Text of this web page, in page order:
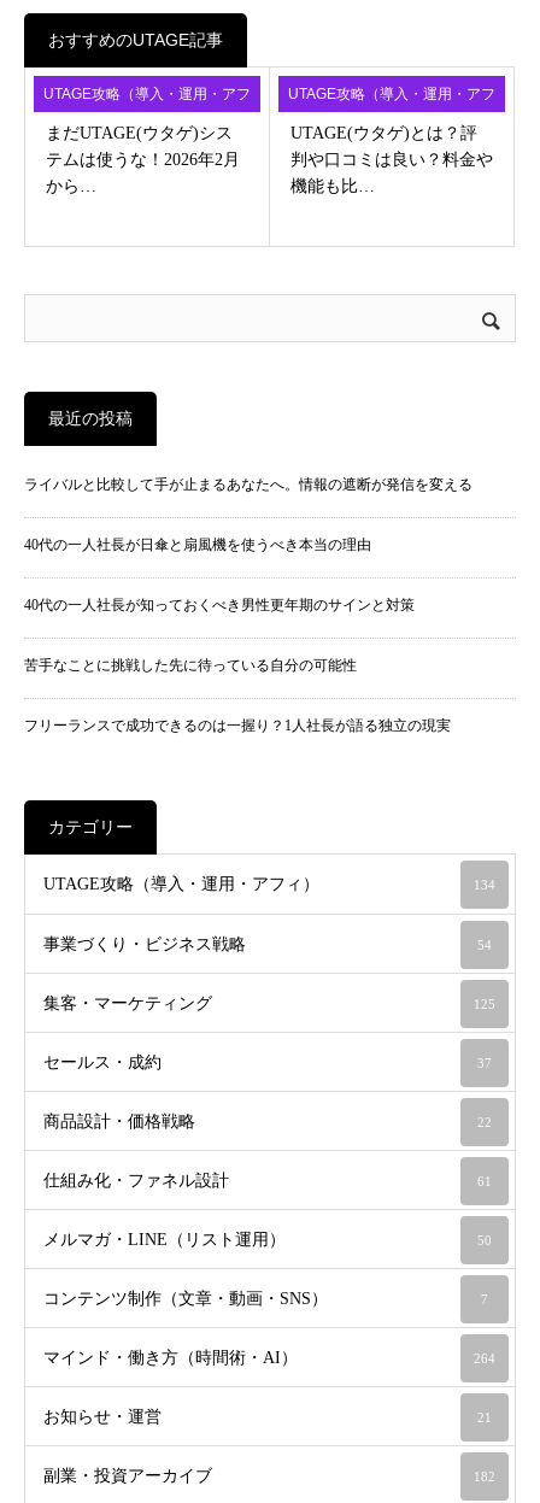
おすすめのUTAGE記事
UTAGE攻略（導入・運用・アフ
ィ）
まだUTAGE(ウタゲ)シス
テムは使うな！2026年2月
から…
UTAGE攻略（導入・運用・アフ
ィ）
UTAGE(ウタゲ)とは？評
判や口コミは良い？料金や
機能も比…
最近の投稿
ライバルと比較して手が止まるあなたへ。情報の遮断が発信を変える
40代の一人社長が日傘と扇風機を使うべき本当の理由
40代の一人社長が知っておくべき男性更年期のサインと対策
苦手なことに挑戦した先に待っている自分の可能性
フリーランスで成功できるのは一握り？1人社長が語る独立の現実
カテゴリー
UTAGE攻略（導入・運用・アフィ） 134
事業づくり・ビジネス戦略 54
集客・マーケティング 125
セールス・成約 37
商品設計・価格戦略 22
仕組み化・ファネル設計 61
メルマガ・LINE（リスト運用） 50
コンテンツ制作（文章・動画・SNS） 7
マインド・働き方（時間術・AI） 264
お知らせ・運営 21
副業・投資アーカイブ 182